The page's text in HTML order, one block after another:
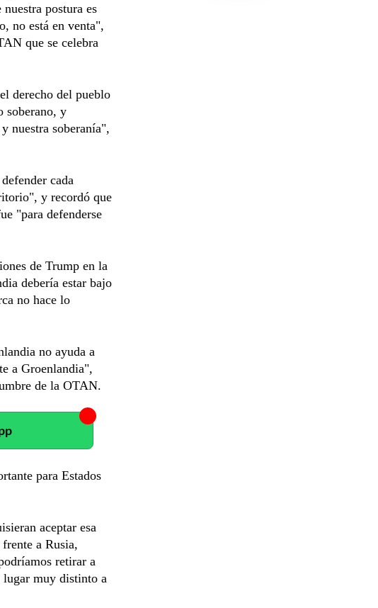
postura es
no está en venta",
que se celebra
derecho del pueblo
soberano, y
nuestra soberanía",
cada
y recordó que
"para defenderse
de Trump en la
debería estar bajo
no hace lo
no ayuda a
a Groenlandia",
de la OTAN.
para Estados
aceptar esa
a Rusia,
retirar a
lugar muy distinto a